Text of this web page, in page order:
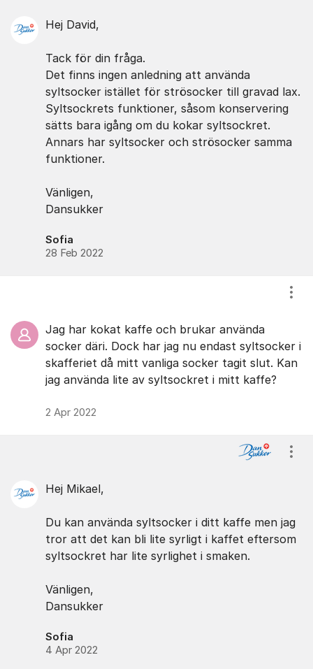
Hej David,
Tack för din fråga.
Det finns ingen anledning att använda
syltsocker istället för strösocker till gravad lax.
Syltsockrets funktioner, såsom konservering
sätts bara igång om du kokar syltsockret.
Annars har syltsocker och strösocker samma
funktioner.
Vänligen,
Dansukker
Sofia
28 Feb 2022
Jag har kokat kaffe och brukar använda
socker däri. Dock har jag nu endast syltsocker i
skafferiet då mitt vanliga socker tagit slut. Kan
jag använda lite av syltsockret i mitt kaffe?
2 Apr 2022
Hej Mikael,
Du kan använda syltsocker i ditt kaffe men jag
tror att det kan bli lite syrligt i kaffet eftersom
syltsockret har lite syrlighet i smaken.
Vänligen,
Dansukker
Sofia
4 Apr 2022